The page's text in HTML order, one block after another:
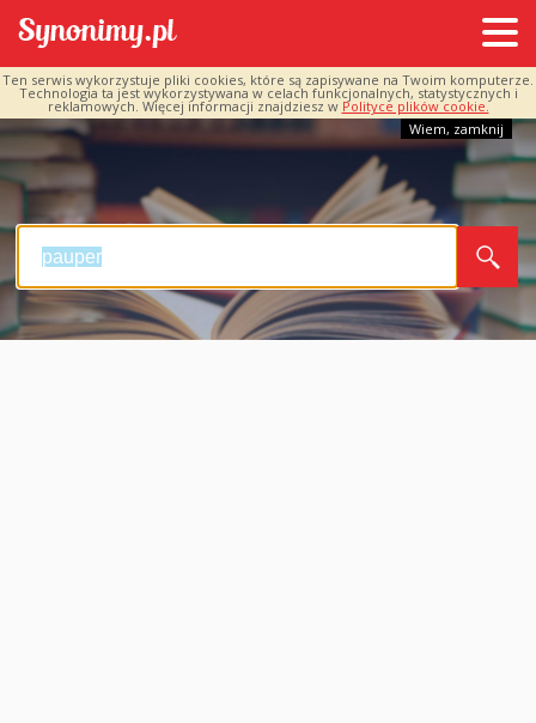
Ten serwis wykorzystuje pliki cookies, które są zapisywane na Twoim komputerze.
Technologia ta jest wykorzystywana w celach funkcjonalnych, statystycznych i
reklamowych. Więcej informacji znajdziesz w Polityce plików cookie.
Wiem, zamknij